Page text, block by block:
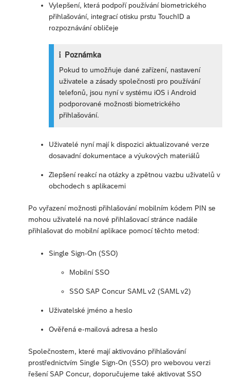
Vylepšení, která podpoří používání biometrického
přihlašování, integrací otisku prstu TouchID a
rozpoznávání obličeje
Poznámka
Pokud to umožňuje dané zařízení, nastavení
uživatele a zásady společnosti pro používání
telefonů, jsou nyní v systému iOS i Android
podporované možnosti biometrického
přihlašování.
Uživatelé nyní mají k dispozici aktualizované verze
dosavadní dokumentace a výukových materiálů
Zlepšení reakcí na otázky a zpětnou vazbu uživatelů v
obchodech s aplikacemi
Po vyřazení možnosti přihlašování mobilním kódem PIN se
mohou uživatelé na nové přihlašovací stránce nadále
přihlašovat do mobilní aplikace pomocí těchto metod:
Single Sign-On (SSO)
Mobilní SSO
SSO SAP Concur SAML v2 (SAML v2)
Uživatelské jméno a heslo
Ověřená e-mailová adresa a heslo
Společnostem, které mají aktivováno přihlašování
prostřednictvím Single Sign-On (SSO) pro webovou verzi
řešení SAP Concur, doporučujeme také aktivovat SSO